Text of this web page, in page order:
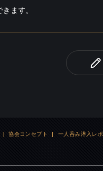
ます。
| 協会コンセプト | 一人呑み潜入レポ